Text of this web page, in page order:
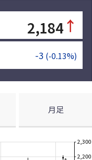
2,184↑
-3 (-0.13%)
月足
2,200
2,300